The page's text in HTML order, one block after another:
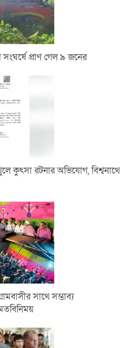
প্রাণ গেল ৯ জনের
কুৎসা রটনার অভিযোগ, বিশ্বনাথে
সাথে সম্ভাব্য